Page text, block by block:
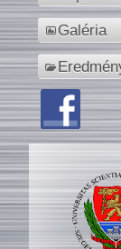
Galéria